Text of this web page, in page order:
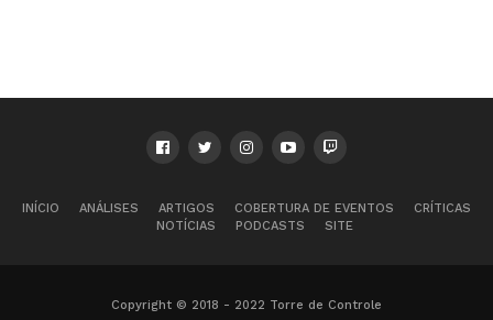
INÍCIO ANÁLISES ARTIGOS COBERTURA DE EVENTOS
CRÍTICAS
NOTÍCIAS
PODCASTS SITE
Copyright © 2018 - 2022 Torre de Controle